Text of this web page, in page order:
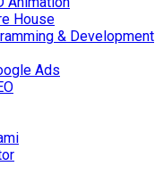
House
& Development
Ads